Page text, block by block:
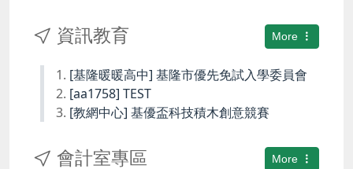
More
資訊教育
[基隆暖暖高中] 基隆市優先免試入學委員會
[aa1758] TEST
[教網中心] 基優盃科技積木創意競賽
More
會計室專區